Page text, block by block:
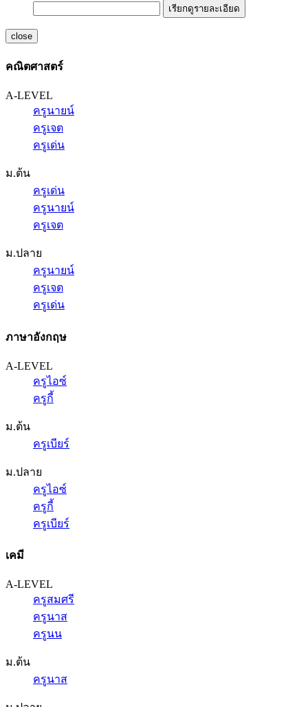
เรียกดูรายละเอียด
close
คณิตศาสตร์
A-LEVEL
ครูนายน์
ครูเจต
ครูเด่น
ม.ต้น
ครูเด่น
ครูนายน์
ครูเจต
ม.ปลาย
ครูนายน์
ครูเจต
ครูเด่น
ภาษาอังกฤษ
A-LEVEL
ครูไอซ์
ครูกี้
ม.ต้น
ครูเบียร์
ม.ปลาย
ครูไอซ์
ครูกี้
ครูเบียร์
เคมี
A-LEVEL
ครูสมศรี
ครูนาส
ครูนน
ม.ต้น
ครูนาส